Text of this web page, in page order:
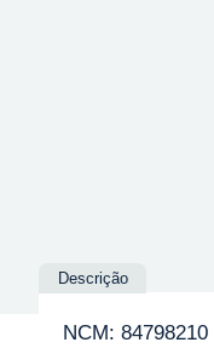
Descrição
NCM: